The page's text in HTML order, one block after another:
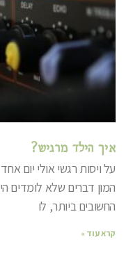
איך הילד מרגיש?
על ויסות רגשי אולי יום
המון דברים שלא לומדים
החשובים ביותר, לו
קרא עוד »